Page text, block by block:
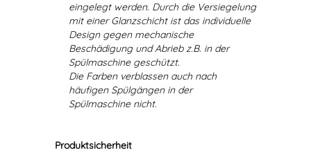
eingelegt werden. Durch die Versiegelung
mit einer Glanzschicht ist das individuelle
Design gegen mechanische
Beschädigung und Abrieb z.B. in der
Spülmaschine geschützt.
Die Farben verblassen auch nach
häufigen Spülgängen in der
Spülmaschine nicht.
Produktsicherheit